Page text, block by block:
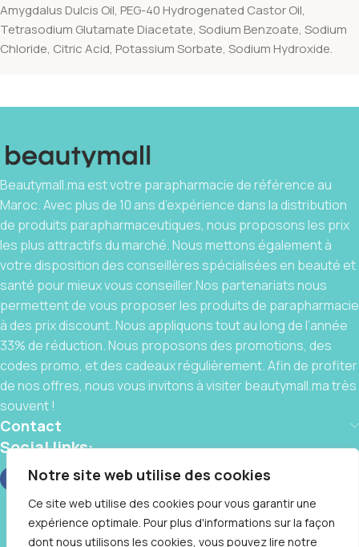
Notre site web utilise des cookies
Ce site web utilise des cookies pour vous garantir une
expérience optimale. Pour plus d'informations sur la façon
dont nous utilisons les cookies, vous pouvez lire notre
Amygdalus Dulcis Oil, PEG-40 Hydrogenated Castor Oil,
Tetrasodium Glutamate Diacetate, Sodium Benzoate, Sodium
Chloride, Citric Acid, Potassium Sorbate, Sodium Hydroxide.
Beautymall.ma est votre parapharmacie de référence au
Maroc. Avec plus de 10 ans d’expérience dans la distribution
de produits parapharmaceutiques, nous proposons les prix
les plus attractifs du marché. Nous mettons également à
votre disposition des conseillères spécialisées en beauté et
santé pour mieux vous conseiller.Nos partenariats nous
permettent de vous proposer les produits de parapharmacie
à des prix discount. Nous appliquons tout au long de l’année
33% de réduction. Nous proposons des promotions, des
codes promo, et des cadeaux régulièrement. Afin de profiter
de nos offres, nous vous invitons à visiter beautymall.ma très
souvent !
Contact
Social links:
BeautyMall © 2025 By IT CLUB ❤️, Tous Droits Réservés